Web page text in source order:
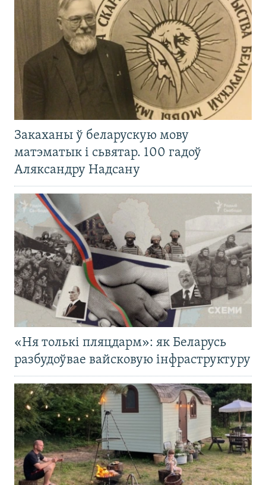
Закаханы ў беларускую мову
матэматык і сьвятар. 100 гадоў
Аляксандру Надсану
«Ня толькі пляцдарм»: як Беларусь
разбудоўвае вайсковую інфраструктуру